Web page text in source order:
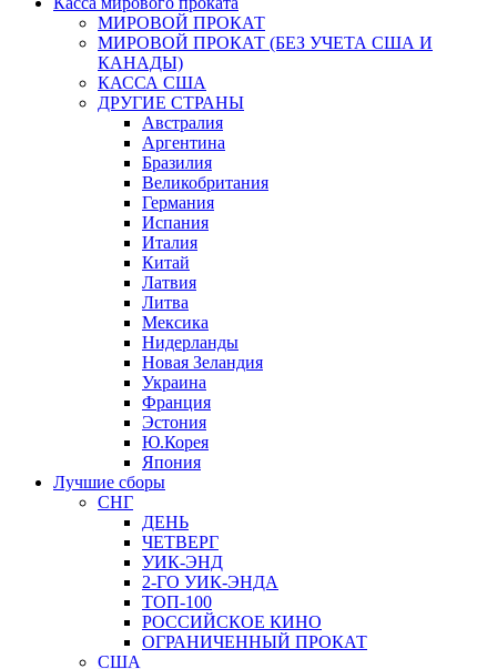
МИРОВОЙ ПРОКАТ
МИРОВОЙ ПРОКАТ (БЕЗ УЧЕТА США И
КАНАДЫ)
КАССА США
ДРУГИЕ СТРАНЫ
Австралия
Аргентина
Бразилия
Великобритания
Германия
Испания
Италия
Китай
Латвия
Литва
Мексика
Нидерланды
Новая Зеландия
Украина
Франция
Эстония
Ю.Корея
Япония
Лучшие сборы
СНГ
ДЕНЬ
ЧЕТВЕРГ
УИК-ЭНД
2-ГО УИК-ЭНДА
ТОП-100
РОССИЙСКОЕ КИНО
ОГРАНИЧЕННЫЙ ПРОКАТ
США